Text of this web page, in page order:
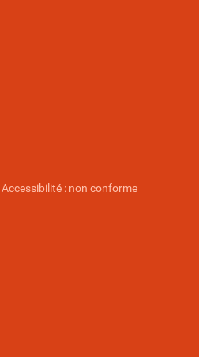
Accessibilité : non conforme